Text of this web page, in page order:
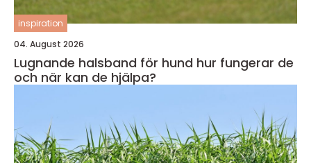
inspiration
04. August 2026
Lugnande halsband för hund hur fungerar de
och när kan de hjälpa?